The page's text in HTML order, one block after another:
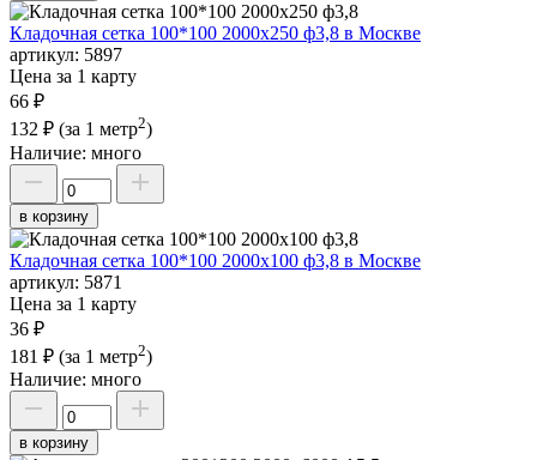
Кладочная сетка 100*100 2000х250 ф3,8 в Москве
артикул: 5897
Цена за 1 карту
66 ₽
132 ₽ (за 1 метр2)
Наличие: много
в корзину
Кладочная сетка 100*100 2000х100 ф3,8 в Москве
артикул: 5871
Цена за 1 карту
36 ₽
181 ₽ (за 1 метр2)
Наличие: много
в корзину